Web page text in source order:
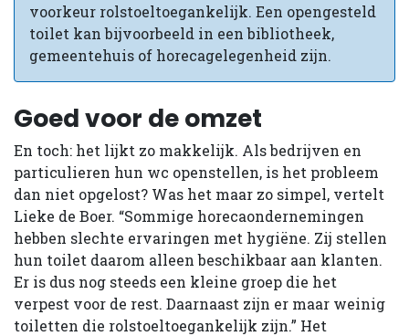
voorkeur rolstoeltoegankelijk. Een opengesteld
toilet kan bijvoorbeeld in een bibliotheek,
gemeentehuis of horecagelegenheid zijn.
Goed voor de omzet
En toch: het lijkt zo makkelijk. Als bedrijven en
particulieren hun wc openstellen, is het probleem
dan niet opgelost? Was het maar zo simpel, vertelt
Lieke de Boer. “Sommige horecaondernemingen
hebben slechte ervaringen met hygiëne. Zij stellen
hun toilet daarom alleen beschikbaar aan klanten.
Er is dus nog steeds een kleine groep die het
verpest voor de rest. Daarnaast zijn er maar weinig
toiletten die rolstoeltoegankelijk zijn.” Het